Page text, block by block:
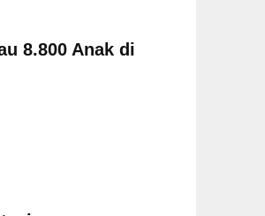
8.800 Anak di